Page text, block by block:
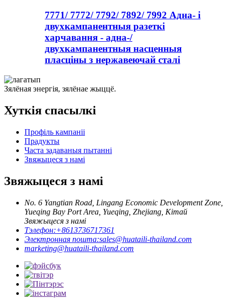
7771/ 7772/ 7792/ 7892/ 7992 Адна- і
двухкампанентныя разеткі
харчавання - адна-/
двухкампанентныя насценныя
пласціны з нержавеючай сталі
Зялёная энергія, зялёнае жыццё.
Хуткія спасылкі
Профіль кампаніі
Прадукты
Часта задаваныя пытанні
Звяжыцеся з намі
Звяжыцеся з намі
No. 6 Yangtian Road, Lingang Economic Development Zone,
Yueqing Bay Port Area, Yueqing, Zhejiang, Кітай
Звяжыцеся з намі
Тэлефон:+8613736717361
Электронная пошта:sales@huataili-thailand.com
marketing@huataili-thailand.com